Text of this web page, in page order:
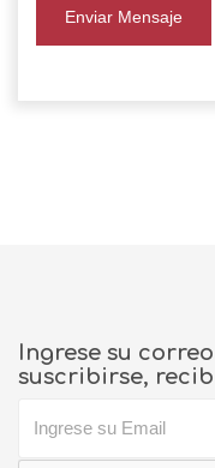
Enviar Mensaje
Ingrese su
suscribirse,